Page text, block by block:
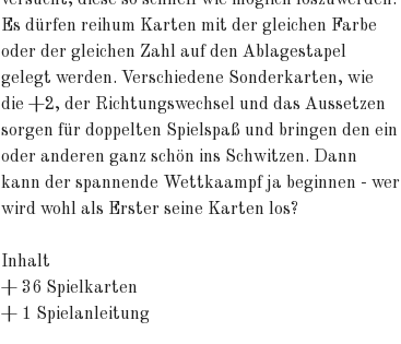
Es dürfen reihum Karten mit der gleichen Farbe
oder der gleichen Zahl auf den Ablagestapel
gelegt werden. Verschiedene Sonderkarten, wie
die +2, der Richtungswechsel und das Aussetzen
sorgen für doppelten Spielspaß und bringen den ein
oder anderen ganz schön ins Schwitzen. Dann
kann der spannende Wettkaampf ja beginnen - wer
wird wohl als Erster seine Karten los?
Inhalt
+ 36 Spielkarten
+ 1 Spielanleitung